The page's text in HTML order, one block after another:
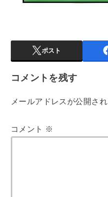
ポスト
コメントを残す
メールアドレスが公開さ
コメント ※